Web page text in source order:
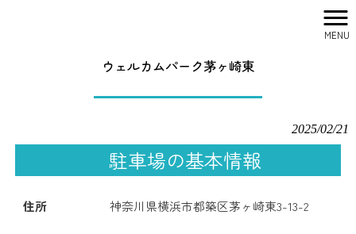
MENU
ウェルカムパーク茅ヶ崎東
ウェルカムパーク茅ヶ崎東
2025/02/21
駐車場の基本情報
住所 神奈川県横浜市都築区茅ヶ崎東3-13-2